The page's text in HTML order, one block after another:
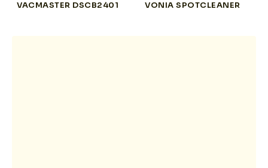
VACMASTER DSCB2401
VONIA SPOTCLEANER